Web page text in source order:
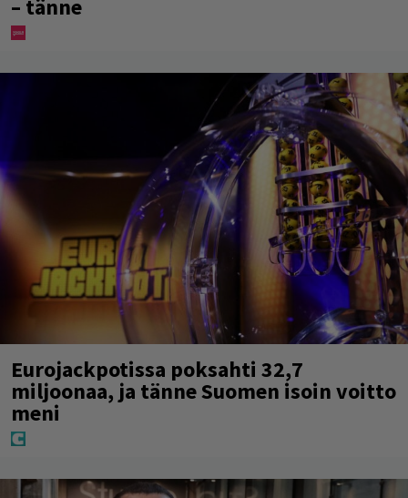
– tänne
Eurojackpotissa poksahti 32,7
miljoonaa, ja tänne Suomen isoin voitto
meni